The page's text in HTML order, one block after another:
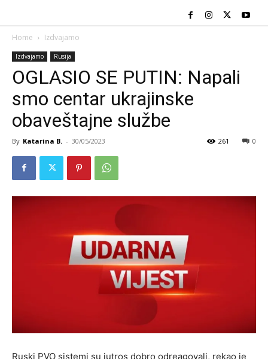
Home Izdvajamo
Izdvajamo Rusija
OGLASIO SE PUTIN: Napali
smo centar ukrajinske
obaveštajne službe
By Katarina B. - 30/05/2023 0
261
Ruski PVO sistemi su jutros dobro odreagovali, rekao je